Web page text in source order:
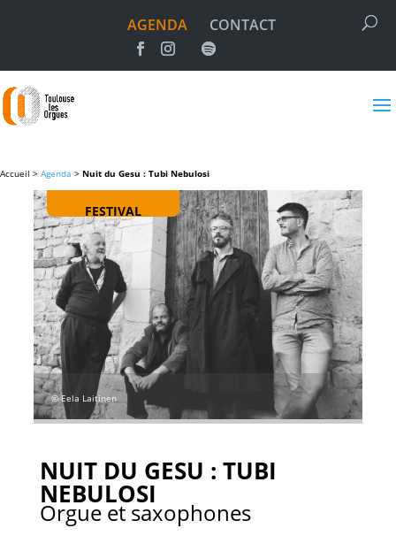
AGENDA CONTACT
Accueil > Agenda > Nuit du Gesu : Tubi Nebulosi
FESTIVAL
© Eela Laitinen
NUIT DU GESU : TUBI
NEBULOSI
Orgue et saxophones